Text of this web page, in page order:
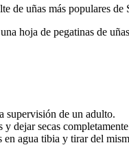
de uñas más populares de
hoja de pegatinas de
supervisión de un adulto.
dejar secas
en agua tibia y tirar del